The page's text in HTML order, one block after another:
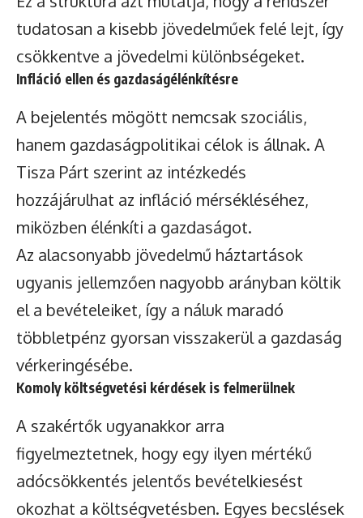
tudatosan a kisebb jövedelműek felé lejt, így
csökkentve a jövedelmi különbségeket.
Infláció ellen és gazdaságélénkítésre
A bejelentés mögött nemcsak szociális,
hanem gazdaságpolitikai célok is állnak. A
Tisza Párt szerint az intézkedés
hozzájárulhat az infláció mérsékléséhez,
miközben élénkíti a gazdaságot.
Az alacsonyabb jövedelmű háztartások
ugyanis jellemzően nagyobb arányban költik
el a bevételeiket, így a náluk maradó
többletpénz gyorsan visszakerül a gazdaság
vérkeringésébe.
Komoly költségvetési kérdések is felmerülnek
A szakértők ugyanakkor arra
figyelmeztetnek, hogy egy ilyen mértékű
adócsökkentés jelentős bevételkiesést
okozhat a költségvetésben. Egyes becslések